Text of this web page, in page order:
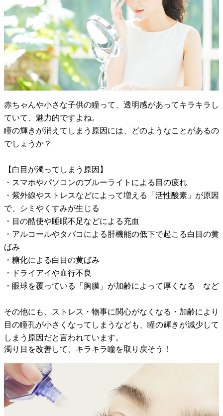
赤ちゃんや小さな子供の瞳って、透明感があってキラキラし
ていて、魅力的ですよね。
瞳の輝きが消えてしまう原因には、どのようなことがあるの
でしょうか？
【白目が濁ってしまう原因】
・スマホやパソコンのブルーライトによる目の疲れ
・紫外線やストレスなどによって増える「活性酸素」が原因
で、シミやくすみが生じる
・目の酷使や睡眠不足などによる充血
・アルコールやタバコによる肝機能の低下で起こる白目の黄
ばみ
・糖化による白目の黄ばみ
・ドライアイや血行不良
・眼球を覆っている「胸膜」が加齢によって厚くなる など
その他にも、ストレス・物事に関心がなくなる・加齢により
目の瞳孔が小さくなってしまうなども、瞳の輝きが減少して
しまう原因だと言われています。
濁り目を改善して、キラキラ瞳を取り戻そう！